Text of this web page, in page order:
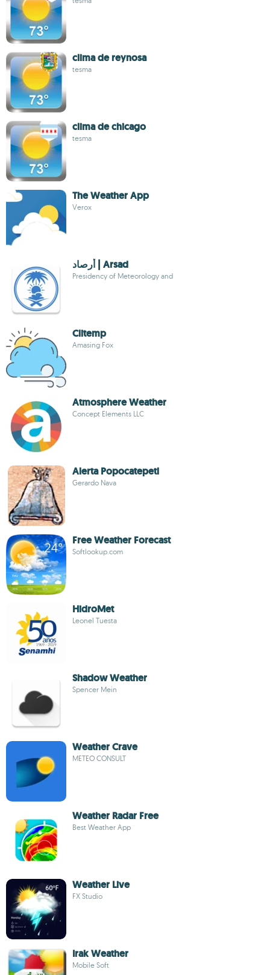
clima de reynosa
tesma
clima de chicago
tesma
The Weather App
Verox
أرصاد | Arsad‎
Presidency of Meteorology and
Clitemp
Amasing Fox
Atmosphere Weather
Concept Elements LLC
Alerta Popocatepetl
Gerardo Nava
Free Weather Forecast
Softlookup.com
HidroMet
Leonel Tuesta
Shadow Weather
Spencer Mein
Weather Crave
METEO CONSULT
Weather Radar Free
Best Weather App
Weather Live
FX Studio
Irak Weather
Mobile Soft